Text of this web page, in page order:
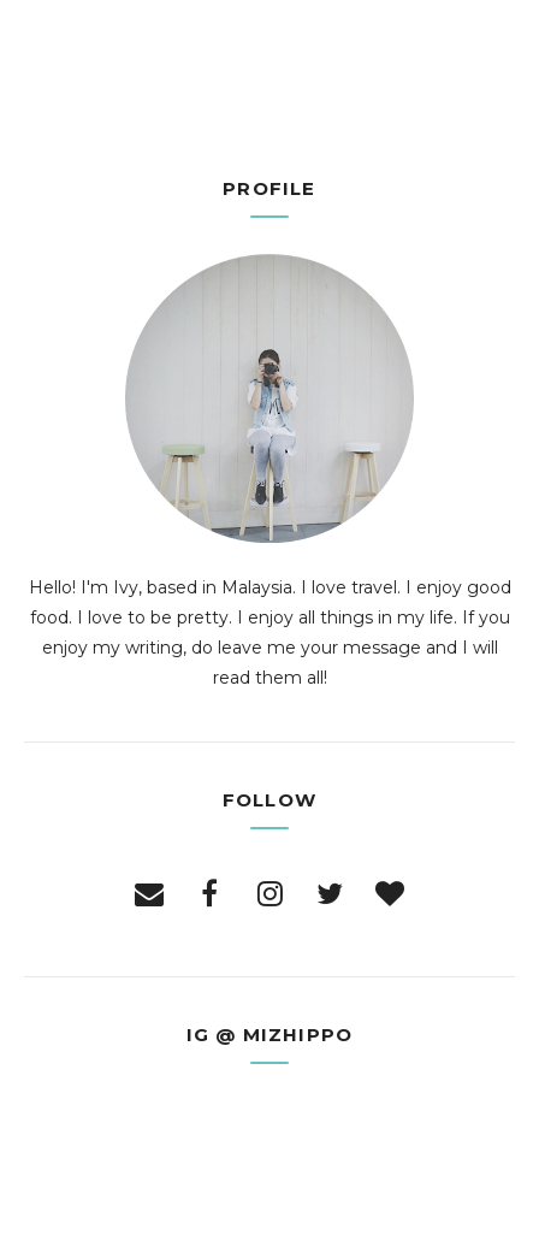
PROFILE
Hello! I'm Ivy, based in Malaysia. I love travel. I enjoy good
food. I love to be pretty. I enjoy all things in my life. If you
enjoy my writing, do leave me your message and I will
read them all!
FOLLOW
IG @ MIZHIPPO